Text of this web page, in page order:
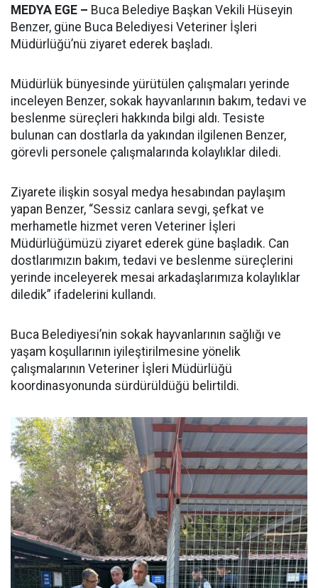
MEDYA EGE – Buca Belediye Başkan Vekili Hüseyin
Benzer, güne Buca Belediyesi Veteriner İşleri
Müdürlüğü’nü ziyaret ederek başladı.
Müdürlük bünyesinde yürütülen çalışmaları yerinde
inceleyen Benzer, sokak hayvanlarının bakım, tedavi ve
beslenme süreçleri hakkında bilgi aldı. Tesiste
bulunan can dostlarla da yakından ilgilenen Benzer,
görevli personele çalışmalarında kolaylıklar diledi.
Ziyarete ilişkin sosyal medya hesabından paylaşım
yapan Benzer, “Sessiz canlara sevgi, şefkat ve
merhametle hizmet veren Veteriner İşleri
Müdürlüğümüzü ziyaret ederek güne başladık. Can
dostlarımızın bakım, tedavi ve beslenme süreçlerini
yerinde inceleyerek mesai arkadaşlarımıza kolaylıklar
diledik” ifadelerini kullandı.
Buca Belediyesi’nin sokak hayvanlarının sağlığı ve
yaşam koşullarının iyileştirilmesine yönelik
çalışmalarının Veteriner İşleri Müdürlüğü
koordinasyonunda sürdürüldüğü belirtildi.